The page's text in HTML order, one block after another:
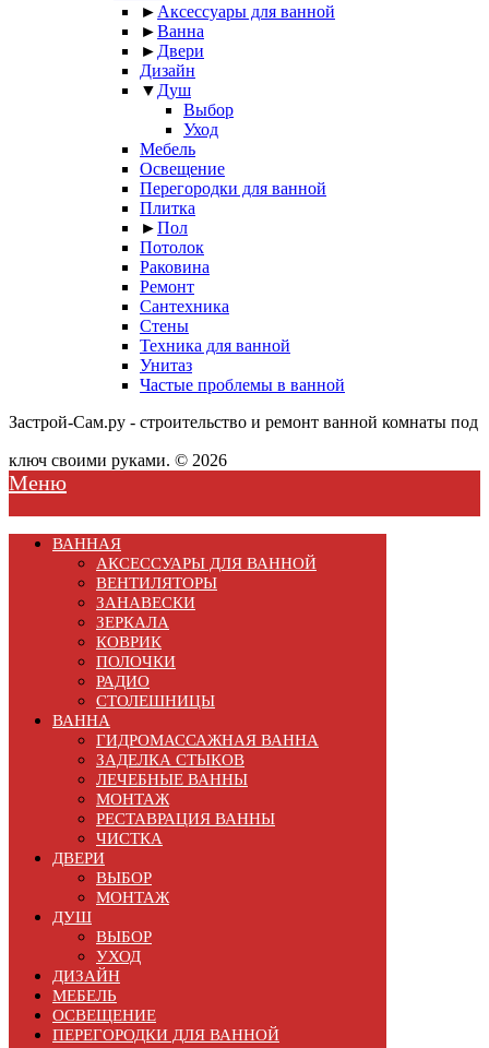
► Аксессуары для ванной
►Ванна
► Двери
Дизайн
▼ Душ
Выбор
Уход
Мебель
Освещение
Перегородки для ванной
Плитка
►Пол
Потолок
Раковина
Ремонт
Сантехника
Стены
Техника для ванной
Унитаз
Частые проблемы в ванной
Застрой-Сам.ру - строительство и ремонт ванной комнаты под
ключ своими руками. © 2026
Меню
ВАННАЯ
АКСЕССУАРЫ ДЛЯ ВАННОЙ
ВЕНТИЛЯТОРЫ
ЗАНАВЕСКИ
ЗЕРКАЛА
КОВРИК
ПОЛОЧКИ
РАДИО
СТОЛЕШНИЦЫ
ВАННА
ГИДРОМАССАЖНАЯ ВАННА
ЗАДЕЛКА СТЫКОВ
ЛЕЧЕБНЫЕ ВАННЫ
МОНТАЖ
РЕСТАВРАЦИЯ ВАННЫ
ЧИСТКА
ДВЕРИ
ВЫБОР
МОНТАЖ
ДУШ
ВЫБОР
УХОД
ДИЗАЙН
МЕБЕЛЬ
ОСВЕЩЕНИЕ
ПЕРЕГОРОДКИ ДЛЯ ВАННОЙ